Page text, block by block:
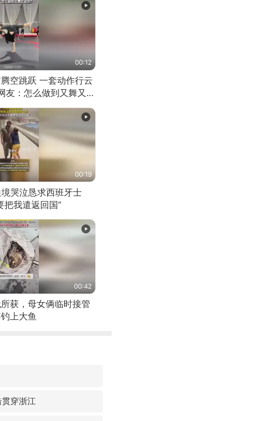
00:12
空跳跃 一套动作行云
友：怎么做到又舞又武
00:19
哭泣恳求西班牙士
把我遣返回国”
00:42
获，母女俩临时接管
上大鱼
穿浙江